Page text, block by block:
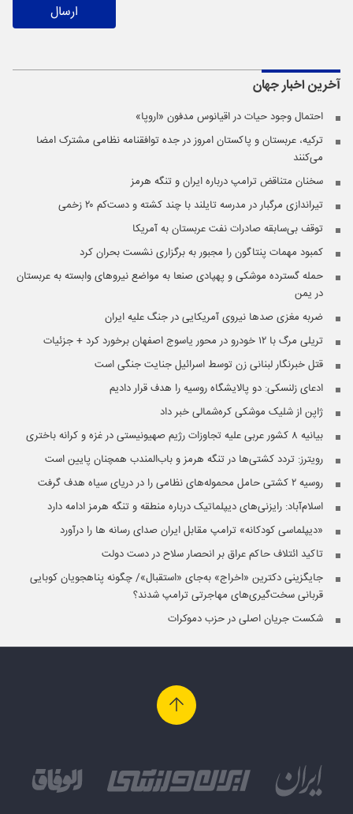
ارسال
آخرین اخبارجهان
احتمال وجود حیات در اقیانوس مدفون «اروپا»
ترکیه، عربستان و پاکستان امروز در جده توافقنامه نظامی مشترک امضا
می‌کنند
سخنان متناقض ترامپ درباره ایران و تنگه هرمز
تیراندازی مرگبار در مدرسه‌ تایلند با چند کشته و دست‌کم ۲۰ زخمی
توقف بی‌سابقه صادرات نفت عربستان به آمریکا
کمبود مهمات پنتاگون را مجبور به برگزاری نشست بحران کرد
حمله گسترده موشکی و پهپادی صنعا به مواضع نیروهای وابسته به عربستان
در یمن
ضربه مغزی صدها نیروی آمریکایی در جنگ علیه ایران
تریلی مرگ با ۱۲ خودرو در محور یاسوج اصفهان برخورد کرد + جزئیات
قتل خبرنگار لبنانی زن توسط اسرائیل جنایت جنگی است
ادعای زلنسکی: دو پالایشگاه روسیه را هدف قرار دادیم
ژاپن از شلیک موشکی کره‌شمالی خبر داد
بیانیه ۸ کشور عربی علیه تجاوزات رژیم صهیونیستی در غزه و کرانه باختری
رویترز: تردد کشتی‌ها در تنگه هرمز و باب‌المندب همچنان پایین است
روسیه ۲ کشتی حامل محموله‌های نظامی را در دریای سیاه هدف گرفت
اسلام‌آباد: رایزنی‌های دیپلماتیک درباره منطقه و تنگه هرمز ادامه دارد
«دیپلماسی کودکانه» ترامپ مقابل ایران صدای رسانه ها را درآورد
تاکید ائتلاف حاکم عراق بر انحصار سلاح در دست دولت
جایگزینی دکترین «اخراج» به‌جای «استقبال»/ چگونه پناهجویان کوبایی
قربانی سخت‌گیری‌های مهاجرتی ترامپ شدند؟
شکست جریان اصلی در حزب دموکرات